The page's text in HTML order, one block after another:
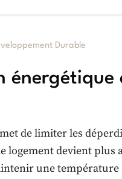
Durable
énergétique
de limiter les
logement devient plus
une température